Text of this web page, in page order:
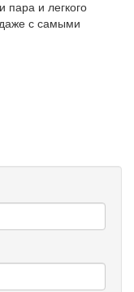
пара и легкого
с самыми